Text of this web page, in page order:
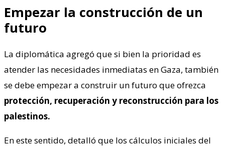
Empezar la construcción de un
futuro
La diplomática agregó que si bien la prioridad es
atender las necesidades inmediatas en Gaza, también
se debe empezar a construir un futuro que ofrezca
protección, recuperación y reconstrucción para los
palestinos.
En este sentido, detalló que los cálculos iniciales del